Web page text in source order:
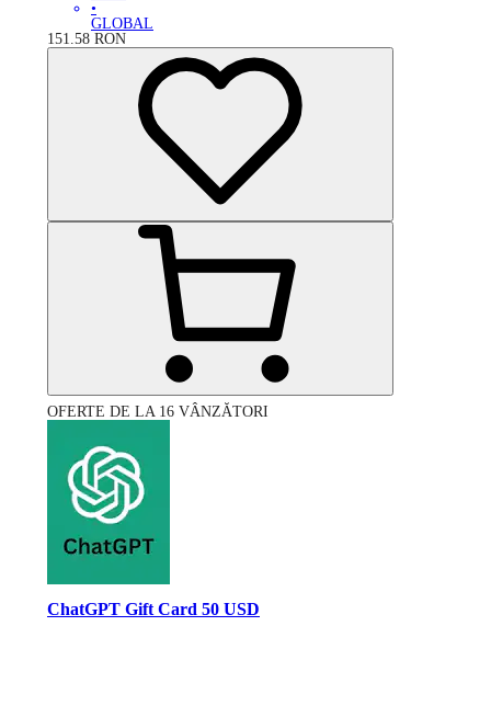
•
GLOBAL
151.58 RON
OFERTE DE LA 16 VÂNZĂTORI
ChatGPT Gift Card 50 USD